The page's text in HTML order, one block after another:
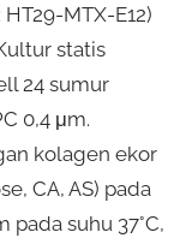
MTX-E12)
statis
24 sumur
0,4 μm.
kolagen ekor
CA, AS) pada
suhu 37°C,